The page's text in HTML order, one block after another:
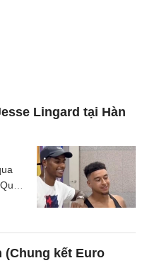
Lingard tại Hàn
(Chung kết Euro